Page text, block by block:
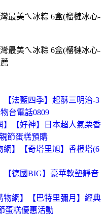
最美ㄟ冰粽 6盒(榴槤冰心-
最美ㄟ冰粽 6盒(榴槤冰心-
法藍四季】起酥三明治-3
台電話0809
】【好神】日本超人氣栗香
節蛋糕預購
】【奇塔里旭】香橙塔(6
德國BIG】豪華軟墊靜音
網】【巴特里彌月】經典
蛋糕優惠活動